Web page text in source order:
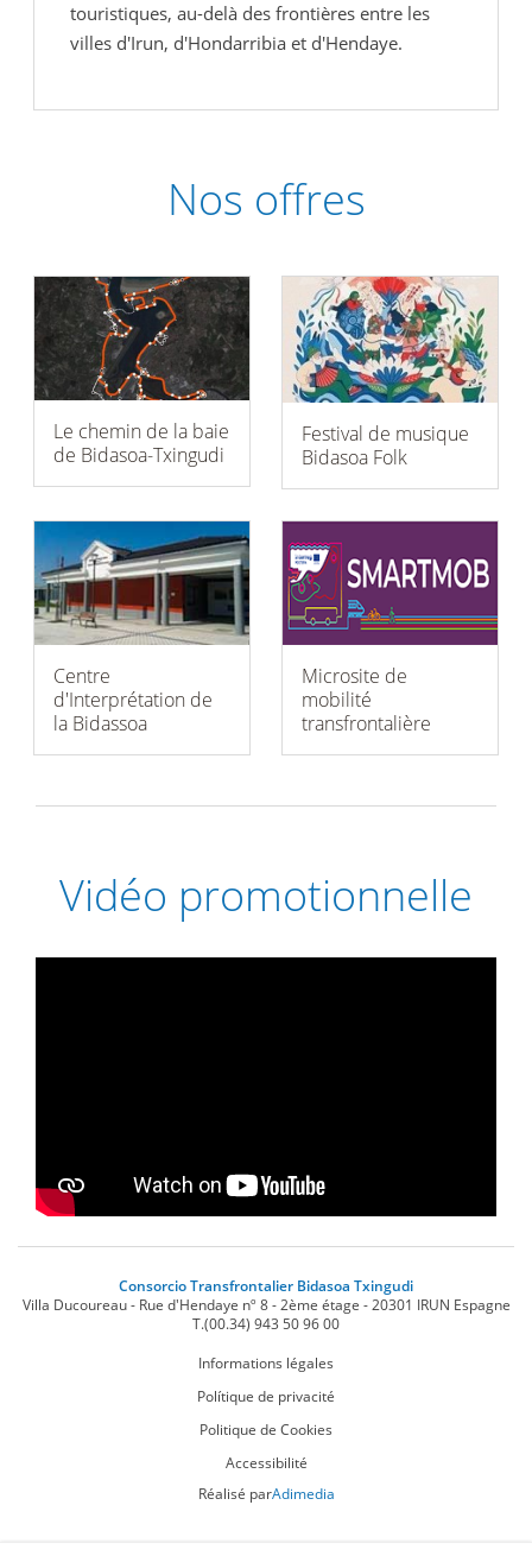
touristiques, au-delà des frontières entre les
villes d'Irun, d'Hondarribia et d'Hendaye.
Nos offres
Le chemin de la baie
de Bidasoa-Txingudi
Festival de musique
Bidasoa Folk
Centre
d'Interprétation de
la Bidassoa
Microsite de
mobilité
transfrontalière
Vidéo promotionnelle
Consorcio Transfrontalier Bidasoa Txingudi
Villa Ducoureau - Rue d'Hendaye nº 8 - 2ème étage -20301 IRUN Espagne
T.(00.34) 943 50 96 00
Informations légales
Polítique de privacité
Politique de Cookies
Accessibilité
Réalisé parAdimedia